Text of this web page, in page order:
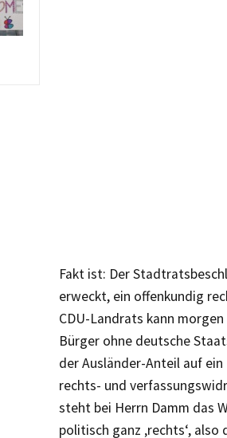
Fakt ist: Der
erweckt, ein offenkundig
CDU-Landrats kann
Bürger ohne deutsche
der Ausländer-Anteil auf
rechts- und
steht bei Herrn Damm das
politisch ganz ‚rechts‘,